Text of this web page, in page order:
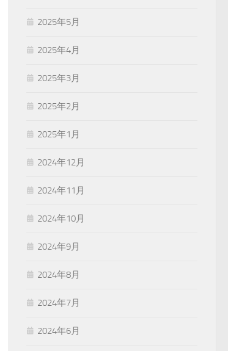
2025年5月
2025年4月
2025年3月
2025年2月
2025年1月
2024年12月
2024年11月
2024年10月
2024年9月
2024年8月
2024年7月
2024年6月